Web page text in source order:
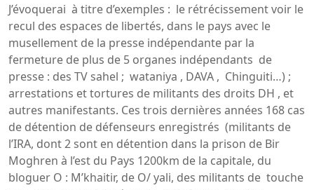
J’évoquerai à titre d’exemples : le rétrécissement voir le
recul des espaces de libertés, dans le pays avec le
musellement de la presse indépendante par la
fermeture de plus de 5 organes indépendants de
presse : des TV sahel ; wataniya , DAVA , Chinguiti…) ;
arrestations et tortures de militants des droits DH , et
autres manifestants. Ces trois dernières années 168 cas
de détention de défenseurs enregistrés (militants de
l’IRA, dont 2 sont en détention dans la prison de Bir
Moghren à l’est du Pays 1200km de la capitale, du
bloguer O : M’khaitir, de O/ yali, des militants de touche